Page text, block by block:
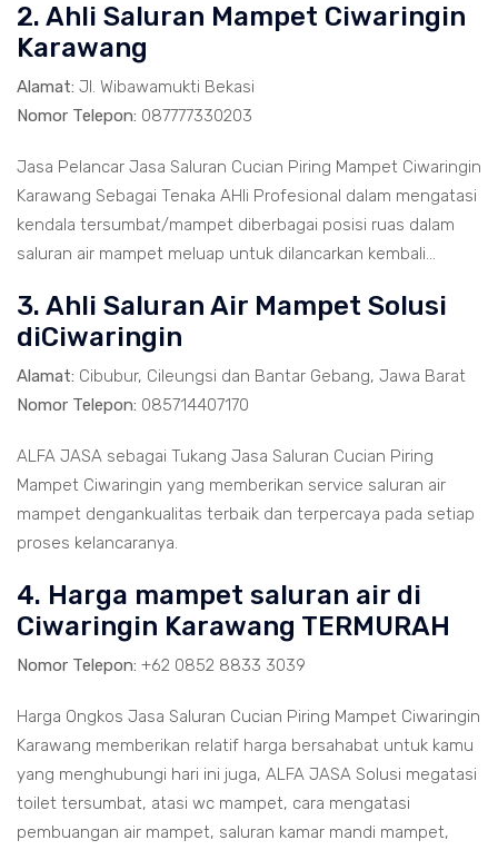
2. Ahli Saluran Mampet Ciwaringin
Karawang
Alamat: Jl. Wibawamukti Bekasi
Nomor Telepon: 087777330203
Jasa Pelancar Jasa Saluran Cucian Piring Mampet Ciwaringin
Karawang Sebagai Tenaka AHli Profesional dalam mengatasi
kendala tersumbat/mampet diberbagai posisi ruas dalam
saluran air mampet meluap untuk dilancarkan kembali...
3. Ahli Saluran Air Mampet Solusi
diCiwaringin
Alamat: Cibubur, Cileungsi dan Bantar Gebang, Jawa Barat
Nomor Telepon: 085714407170
ALFA JASA sebagai Tukang Jasa Saluran Cucian Piring
Mampet Ciwaringin yang memberikan service saluran air
mampet dengankualitas terbaik dan terpercaya pada setiap
proses kelancaranya.
4. Harga mampet saluran air di
Ciwaringin Karawang TERMURAH
Nomor Telepon: +62 0852 8833 3039
Harga Ongkos Jasa Saluran Cucian Piring Mampet Ciwaringin
Karawang memberikan relatif harga bersahabat untuk kamu
yang menghubungi hari ini juga, ALFA JASA Solusi megatasi
toilet tersumbat, atasi wc mampet, cara mengatasi
pembuangan air mampet, saluran kamar mandi mampet,